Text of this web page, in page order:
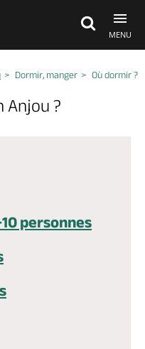
MENU
Dormir, manger Où dormir ?
Anjou ?
personnes